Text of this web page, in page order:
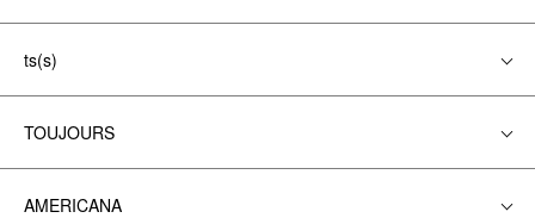
ts(s)
TOUJOURS
AMERICANA